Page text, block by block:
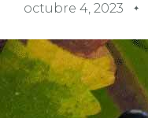
octubre 4, 2023 ✦